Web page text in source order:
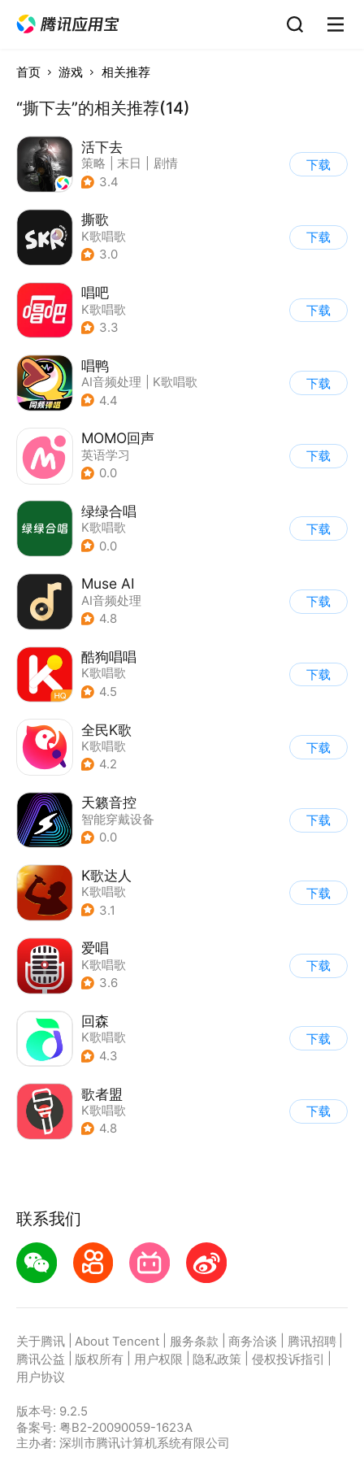
首页 游戏 相关推荐
“撕下去”的相关推荐(14)
活下去
策略 末日
剧情
| 暗黑
3.4
下载
撕歌
K歌唱歌
3.0
下载
唱吧
K歌唱歌
3.3
下载
唱鸭
AI音频处理
K歌唱歌
4.4
下载
MOMO回声
英语学习
0.0
下载
绿绿合唱
K歌唱歌
0.0
下载
Muse AI
AI音频处理
4.8
下载
酷狗唱唱
K歌唱歌
4.5
下载
全民K歌
K歌唱歌
4.2
下载
天籁音控
智能穿戴设备
0.0
下载
K歌达人
K歌唱歌
3.1
下载
爱唱
K歌唱歌
3.6
下载
回森
K歌唱歌
4.3
下载
歌者盟
K歌唱歌
4.8
下载
联系我们
关于腾讯 About Tencent 服务条款 商务洽谈 腾讯招聘
腾讯公益
版权所有 用户权限 隐私政策 侵权投诉指引
用户协议
版本号: 9.2.5
备案号: 粤B2-20090059-1623A
主办者: 深圳市腾讯计算机系统有限公司